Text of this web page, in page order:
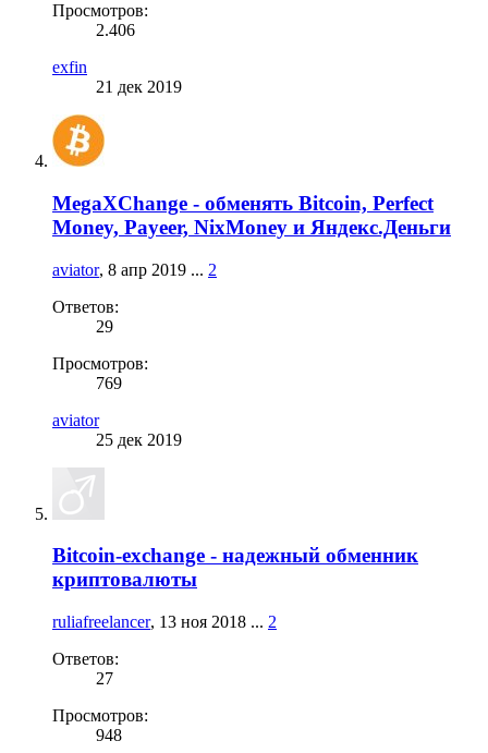
Просмотров:
2.406
exfin
21 дек 2019
MegaXChange - обменять Bitcoin, Perfect
Money, Payeer, NixMoney и Яндекс.Деньги
aviator, 8 апр 2019 ... 2
Ответов:
29
Просмотров:
769
aviator
25 дек 2019
Bitcoin-exchange - надежный обменник
криптовалюты
ruliafreelancer, 13 ноя 2018 ... 2
Ответов:
27
Просмотров:
948